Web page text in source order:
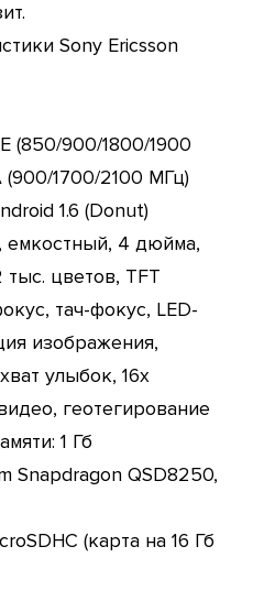
Sony Ericsson
(850/900/1800/1900
(900/1700/2100 МГц)
1.6 (Donut)
емкостный, 4 дюйма,
цветов, TFT
тач-фокус, LED-
изображения,
улыбок, 16х
геотегирование
1 Гб
Snapdragon QSD8250,
(карта на 16 Гб